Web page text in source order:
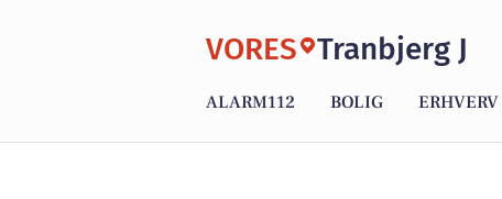
VORES Tranbjerg J
ALARM112 BOLIG ERHVERV